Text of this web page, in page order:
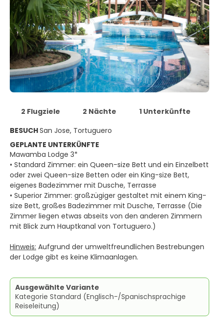
2 Flugziele 2 Nächte
1 Unterkünfte
BESUCHSan Jose, Tortuguero
GEPLANTE UNTERKÜNFTE
Mawamba Lodge 3*
• Standard Zimmer: ein Queen-size Bett und ein Einzelbett
oder zwei Queen-size Betten oder ein King-size Bett,
eigenes Badezimmer mit Dusche, Terrasse
• Superior Zimmer: großzügiger gestaltet mit einem King-
size Bett, großes Badezimmer mit Dusche, Terrasse (Die
Zimmer liegen etwas abseits von den anderen Zimmern
mit Blick zum Hauptkanal von Tortuguero.)
Hinweis: Aufgrund der umweltfreundlichen Bestrebungen
der Lodge gibt es keine Klimaanlagen.
Ausgewählte Variante
Kategorie Standard (Englisch-/Spanischsprachige
Reiseleitung)